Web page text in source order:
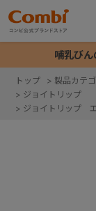
哺乳び
トップ > 製品カテ
> ジョイトリップ
> ジョイトリップ